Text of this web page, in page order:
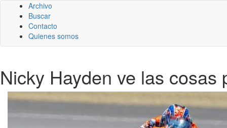
Archivo
Buscar
Contacto
Quienes somos
Nicky Hayden ve las